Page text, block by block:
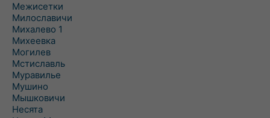
Межисетки
Милославичи
Михалево 1
Михеевка
Могилев
Мстиславль
Муравилье
Мушино
Мышковичи
Несята